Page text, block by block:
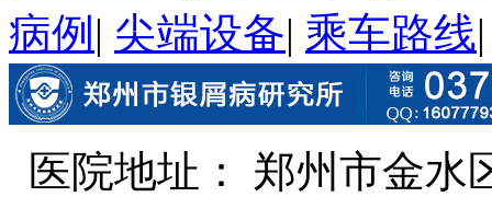
病例 | 尖端设备| 乘车路线
医院地址： 郑州市金水